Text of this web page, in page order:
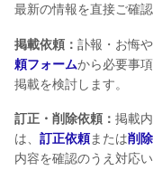
最新の情報を直接ご確認
掲載依頼： 訃報・お悔
頼フォームから必要事
掲載を検討します。
訂正・削除依頼： 掲載
は、 訂正依頼または削
内容を確認のうえ対応い